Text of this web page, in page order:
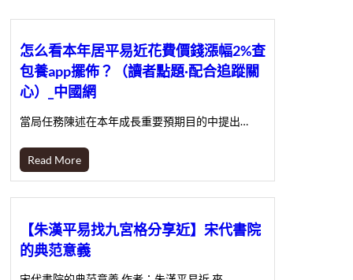
怎么看本年居平易近花費價錢漲幅2%查
包養app擺佈？（讀者點題·配合追蹤關
心）_中國網
當局任務陳述在本年成長重要預期目的中提出…
Read More
【朱漢平易找九宮格分享近】宋代書院
的典范意義